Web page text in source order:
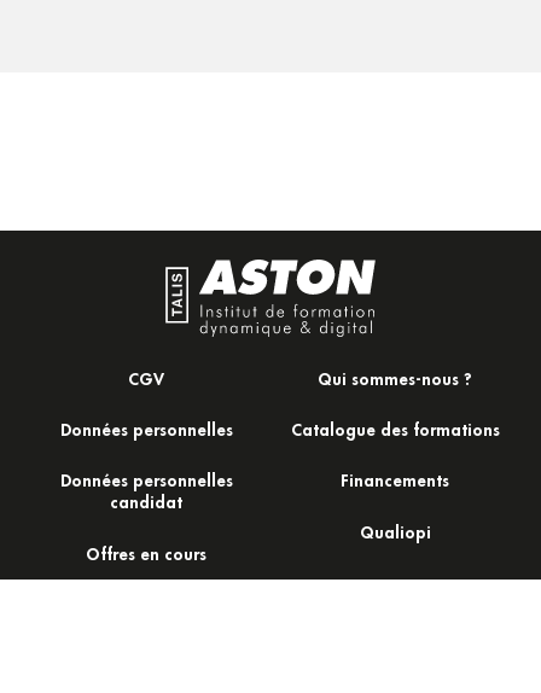
CGV
Données personnelles
Données personnelles
candidat
Offres en cours
Qui sommes-nous ?
Catalogue des formations
Financements
Qualiopi